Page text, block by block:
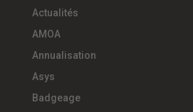
Actualités
AMOA
Annualisation
Asys
Badgeage